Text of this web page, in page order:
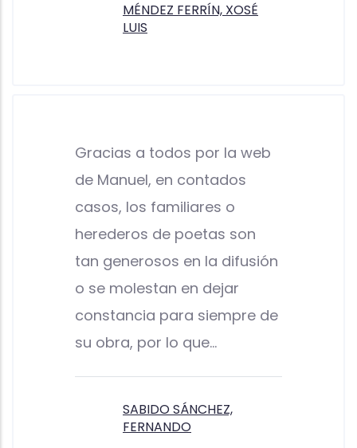
MÉNDEZ FERRÍN, XOSÉ
LUIS
Gracias a todos por la web
de Manuel, en contados
casos, los familiares o
herederos de poetas son
tan generosos en la difusión
o se molestan en dejar
constancia para siempre de
su obra, por lo que…
SABIDO SÁNCHEZ,
FERNANDO